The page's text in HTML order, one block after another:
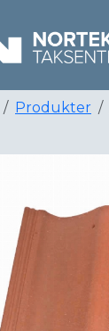
Produkter